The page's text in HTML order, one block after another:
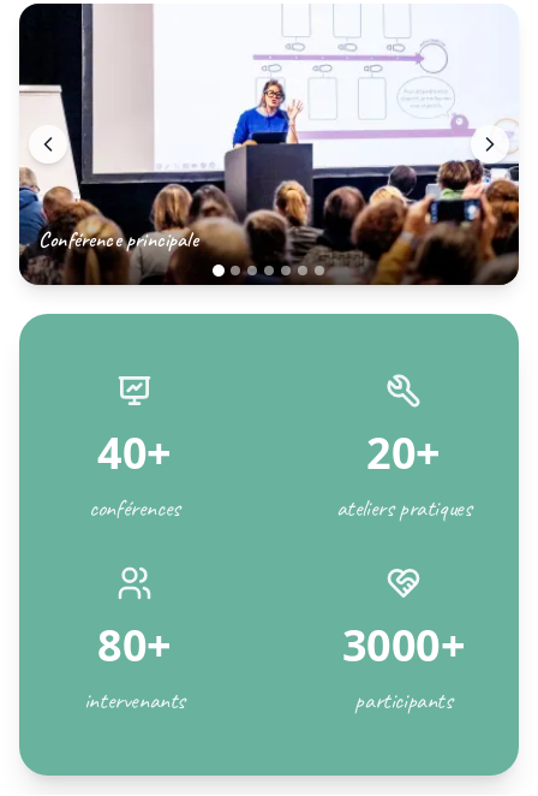
Conférence principale
40+
conférences
20+
ateliers pratiques
80+
intervenants
3000+
participants